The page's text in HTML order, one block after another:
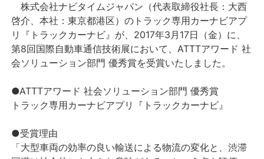
おしらせ
サービス
法人向けサービス
採用情報
株式会社ナビタイムジャパン（代表取締役社長：大西
啓介、本社：東京都港区）のトラック専用カーナビアプ
リ『トラックカーナビ』が、2017年3月17日（金）に、
第8回国際自動車通信技術展において、ATTTアワード 社
会ソリューション部門 優秀賞を受賞いたしました。
●ATTTアワード 社会ソリューション部門 優秀賞
トラック専用カーナビアプリ『トラックカーナビ』
●受賞理由
「大型車両の効率の良い輸送による物流の変化と、渋滞